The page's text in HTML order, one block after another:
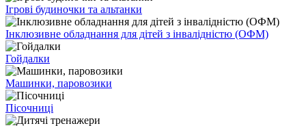
Ігрові будиночки та альтанки
Інклюзивне обладнання для дітей з інвалідністю (ОФМ)
Гойдалки
Машинки, паровозики
Пісочниці